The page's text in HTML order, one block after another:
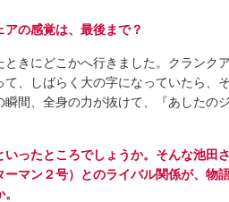
アの感覚は、最後まで？
きにどこかへ行きました。クランク
て、しばらく大の字になっていたら、
瞬間、全身の力が抜けて、『あしたの
いったところでしょうか。そんな池田
ーマン２号）とのライバル関係が、